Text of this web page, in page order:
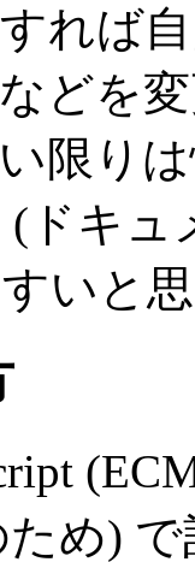
れば
どを
限り
(ドキュ
いと
ため)